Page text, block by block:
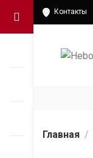
Контакты
Главная